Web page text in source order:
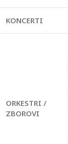
KONCERTI
ORKESTRI /
ZBOROVI